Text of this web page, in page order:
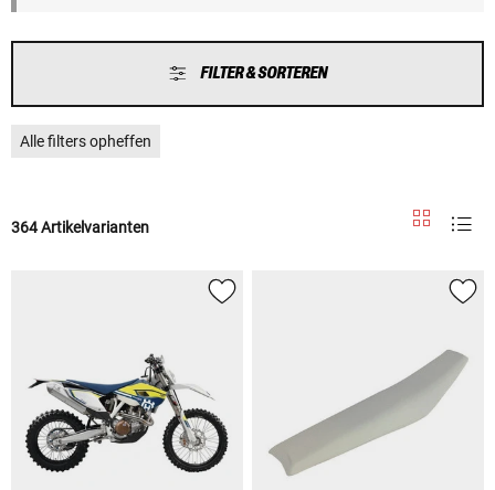
FILTER & SORTEREN
Alle filters opheffen
364 Artikelvarianten